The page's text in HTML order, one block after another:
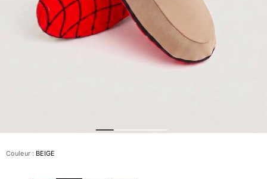
Prêt-à-porter
Polos
T-shirts
Couleur : BEIGE